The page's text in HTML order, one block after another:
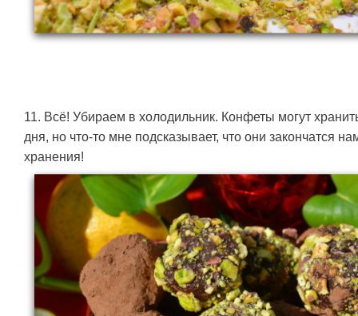
11. Всё! Убираем в холодильник. Конфеты могут
дня, но что-то мне подсказывает, что они закончатся
хранения!